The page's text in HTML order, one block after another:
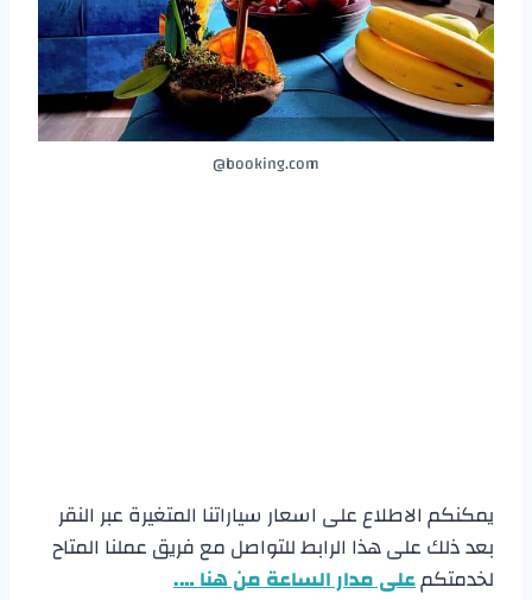
booking.com@
يمكنكم الاطلاع على اسعار سياراتنا المتغيرة عبر النقر
بعد ذلك على هذا الرابط للتواصل مع فريق عملنا المتاح
لخدمتكمعلى مدار الساعة من هنا ….